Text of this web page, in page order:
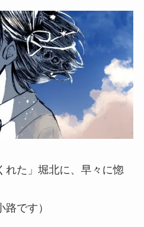
れた」堀北に、早々に惚
です）